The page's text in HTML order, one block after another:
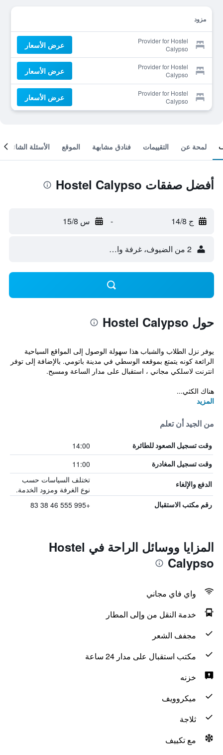
مزود
Provider for Hostel
Calypso
عرض الأسعار
Provider for Hostel
Calypso
عرض الأسعار
Provider for Hostel
Calypso
عرض الأسعار
لمحة عن التقييمات فنادق مشابهة الموقع الأسئلة الشائعة
أفضل صفقات Hostel Calypso
ج 14/8 - س 15/8
2 من الضيوف، غرفة واحدة
حول Hostel Calypso
يوفر نزل الطلاب والشباب هذا سهولة الوصول إلى المواقع السياحية
الرائعة كونه يتمتع بموقعه الوسطي في مدينة باتومي. بالإضافة إلى توفر
انترنت لاسلكي مجاني ، استقبال على مدار الساعة ومسبح.
هناك الكثي...
المزيد
من الجيد أن تعلم
وقت تسجيل الصعود للطائرة 14:00
وقت تسجيل المغادرة 11:00
الدفع والإلغاء
تختلف السياسات حسب
نوع الغرفة ومزود الخدمة.
رقم مكتب الاستقبال +995 555 46 38 83
المزايا ووسائل الراحة في Hostel
Calypso
واي فاي مجاني
خدمة النقل من وإلى المطار
مجفف الشعر
مكتب استقبال على مدار 24 ساعة
خزنه
ميكروويف
ثلاجة
مع تكييف